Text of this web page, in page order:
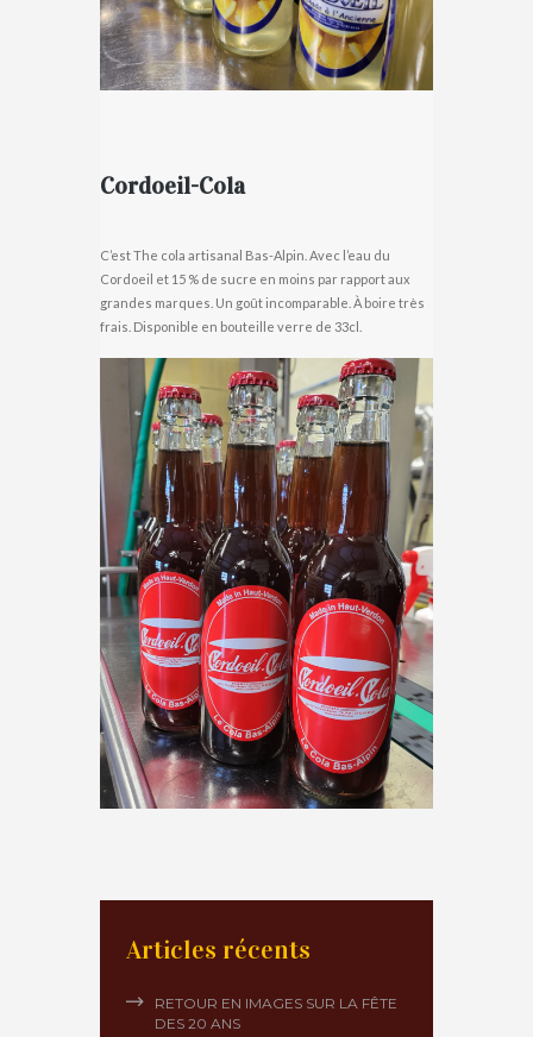
Cordoeil-Cola
C’est The cola artisanal Bas-Alpin. Avec l’eau du
Cordoeil et 15 % de sucre en moins par rapport aux
grandes marques. Un goût incomparable. À boire très
frais. Disponible en bouteille verre de 33cl.
Articles récents
RETOUR EN IMAGES SUR LA FÊTE
DES 20 ANS